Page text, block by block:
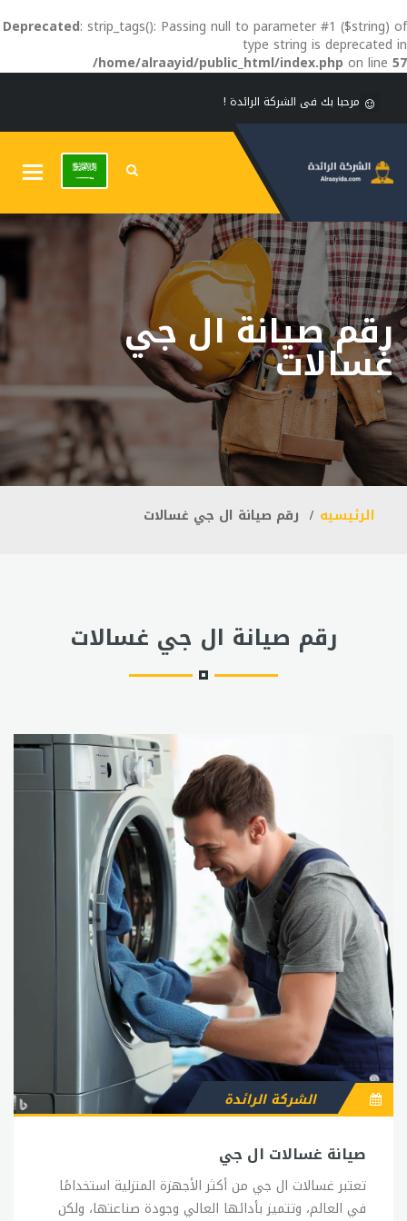
Deprecated: strip_tags(): Passing null to parameter #1 ($string) of
type string is deprecated in
/home/alraayid/public_html/index.php on line 57
مرحبا بك فى الشركة الرائدة !
رقم صيانة ال جي
غسالات
الرئيسيه رقم صيانة ال جي غسالات
رقم صيانة ال جي غسالات
صيانة غسالات ال جي
الشركة الرائدة
تعتبر غسالات ال جي من أكثر الأجهزة المنزلية استخدامًا
في العالم، وتتميز بأدائها العالي وجودة صناعتها، ولكن